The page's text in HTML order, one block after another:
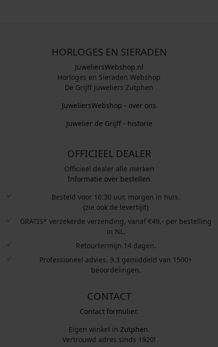
HORLOGES EN SIERADEN
JuweliersWebshop.nl
Horloges en Sieraden Webshop
De Grijff Juweliers Zutphen
JuweliersWebshop - over ons
Juwelier de Grijff - historie
OFFICIEEL DEALER
Officieel dealer alle merken
Informatie over bestellen
Besteld voor 16:30 uur, morgen in huis.
(zie ook de levertijd)
GRATIS* verzekerde verzending, vanaf €49,- per bestelling
in NL.
Retourtermijn 14 dagen.
Professioneel advies. 9.3 gemiddeld van 1500+
beoordelingen.
CONTACT
Contact formulier.
Eigen winkel in Zutphen.
Vertrouwd adres sinds 1920!